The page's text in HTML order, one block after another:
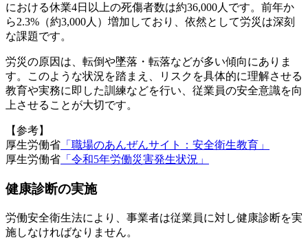
における休業4日以上の死傷者数は約36,000人です。前年か
ら2.3%（約3,000人）増加しており、依然として労災は深刻
な課題です。
労災の原因は、転倒や墜落・転落などが多い傾向にありま
す。このような状況を踏まえ、リスクを具体的に理解させる
教育や実務に即した訓練などを行い、従業員の安全意識を向
上させることが大切です。
【参考】
厚生労働省 「職場のあんぜんサイト ：安全衛生教育 」
厚生労働省 「令和5年労働災害発生状況」
健康診断の実施
労働安全衛生法により、事業者は従業員に対し健康診断を実
施しなければなりません。